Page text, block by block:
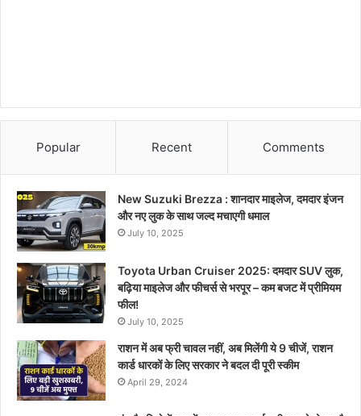
Popular Recent Comments
New Suzuki Brezza : शानदार माइलेज, दमदार इंजन
और नए लुक के साथ जल्द मचाएगी धमाल
July 10, 2025
Toyota Urban Cruiser 2025: दमदार SUV लुक,
बढ़िया माइलेज और फीचर्स से भरपूर – कम बजट में प्रीमियम
फील!
July 10, 2025
राशन में अब फ्री चावल नहीं, अब मिलेंगी ये 9 चीजें, राशन
कार्ड धारकों के लिए सरकार ने बदल दी पूरी स्कीम
April 29, 2024